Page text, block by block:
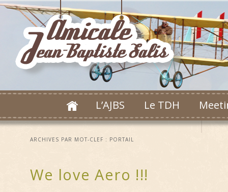
L’AJBS Le TDH
ARCHIVES PAR MOT-CLEF : PORTAIL
We love Aero !!!